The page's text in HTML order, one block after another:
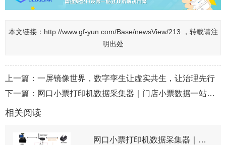
本文链接： http://www.gf-yun.com/Base/newsView/213 ，转载请注
明出处
上一篇： 一屏镜像世界，数字孪生让虚实共生，让治理先行
下一篇： 网口小票打印机数据采集器｜门店小票数据一站式采集终端
相关阅读
网口小票打印机数据采集器｜门店小票数据一站式采集终端